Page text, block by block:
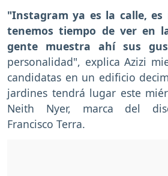
"Instagram ya es la calle,
tenemos tiempo de ver en
gente muestra ahí sus
personalidad", explica Azizi
candidatas en un edificio
jardines tendrá lugar este
Neith Nyer, marca del
Francisco Terra.